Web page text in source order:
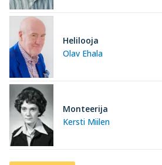
Olav Ehala
Helilooja
Kersti Miilen
Monteerija